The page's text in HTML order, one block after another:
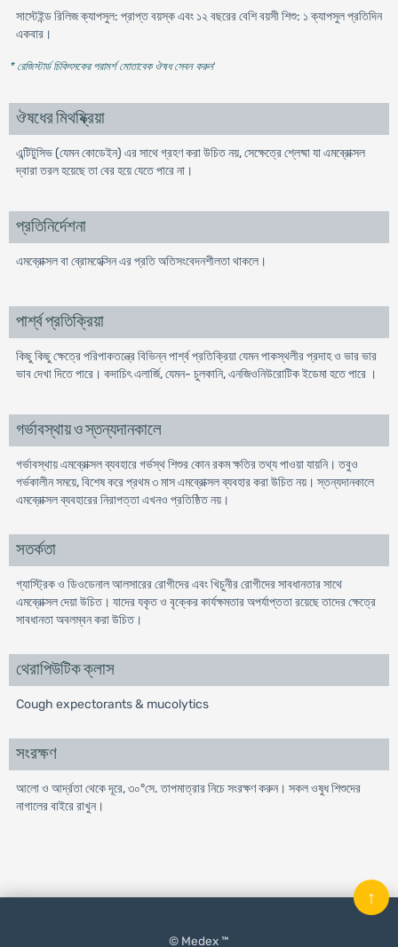
সাস্টেইন্ড রিলিজ ক্যাপসুল: প্রাপ্ত বয়স্ক এবং ১২ বছরের বেশি বয়সী শিশু: ১ ক্যাপসুল প্রতিদিন
একবার।
* রেজিস্টার্ড চিকিৎসকের পরামর্শ মোতাবেক ঔষধ সেবন করুন'
ঔষধের মিথষ্ক্রিয়া
এন্টিটুসিভ (যেমন কোডেইন) এর সাথে গ্রহণ করা উচিত নয়, সেক্ষেত্রে শ্লেষ্মা যা এমব্রোক্সল
দ্বারা তরল হয়েছে তা বের হয়ে যেতে পারে না।
প্রতিনির্দেশনা
এমব্রোক্সল বা ব্রোমহেক্সিন এর প্রতি অতিসংবেদনশীলতা থাকলে।
পার্শ্ব প্রতিক্রিয়া
কিছু কিছু ক্ষেত্রে পরিপাকতন্ত্রে বিভিন্ন পার্শ্ব প্রতিক্রিয়া যেমন পাকস্থলীর প্রদাহ ও ভার ভার
ভাব দেখা দিতে পারে। কদাচিৎ এলার্জি, যেমন- চুলকানি, এনজিওনিউরোটিক ইডেমা হতে পারে ।
গর্ভাবস্থায় ও স্তন্যদানকালে
গর্ভাবস্থায় এমব্রোক্সল ব্যবহারে গর্ভস্থ শিশুর কোন রকম ক্ষতির তথ্য পাওয়া যায়নি। তবুও
গর্ভকালীন সময়ে, বিশেষ করে প্রথম ৩ মাস এমব্রোক্সল ব্যবহার করা উচিত নয়। স্তন্যদানকালে
এমব্রোক্সল ব্যবহারের নিরাপত্তা এখনও প্রতিষ্ঠিত নয়।
সতর্কতা
গ্যাস্ট্রিক ও ডিওডেনাল আলসারের রোগীদের এবং খিচুনীর রোগীদের সাবধানতার সাথে
এমব্রোক্সল দেয়া উচিত। যাদের যকৃত ও বৃক্কের কার্যক্ষমতার অপর্যাপ্ততা রয়েছে তাদের ক্ষেত্রে
সাবধানতা অবলম্বন করা উচিত।
থেরাপিউটিক ক্লাস
Cough expectorants & mucolytics
সংরক্ষণ
আলো ও আর্দ্রতা থেকে দূরে, ৩০°সে. তাপমাত্রার নিচে সংরক্ষণ করুন। সকল ওষুধ শিশুদের
নাগালের বাইরে রাখুন।
© Medex ™
↑